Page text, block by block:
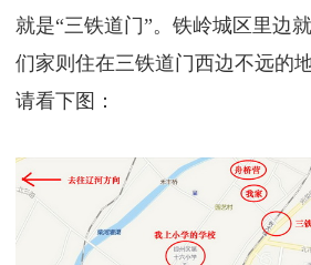
就是“三铁道门”。铁岭城区里边
们家则住在三铁道门西边不远的
请看下图：